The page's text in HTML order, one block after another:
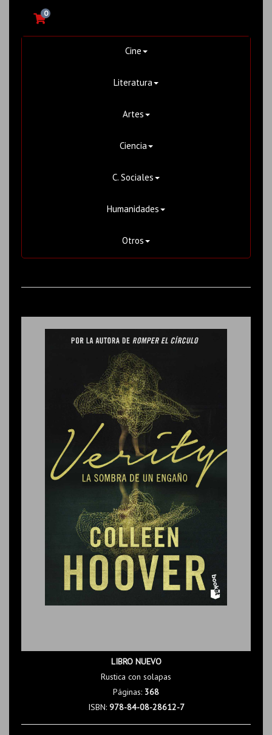
0
Cine
Literatura
Artes
Ciencia
C. Sociales
Humanidades
Otros
LIBRO NUEVO
Rustica con solapas
Páginas: 368
ISBN: 978-84-08-28612-7